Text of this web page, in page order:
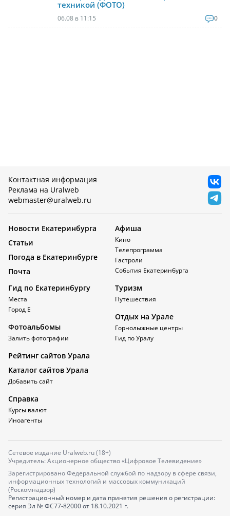
техникой (ФОТО)
06.08 в 11:15 0
Контактная информация
Реклама на Uralweb
webmaster@uralweb.ru
Новости Екатеринбурга
Статьи
Погода в Екатеринбурге
Почта
Афиша
Кино
Телепрограмма
Гастроли
События Екатеринбурга
Гид по Екатеринбургу
Места
Город Е
Фотоальбомы
Залить фотографии
Туризм
Путешествия
Отдых на Урале
Горнолыжные центры
Гид по Уралу
Рейтинг сайтов Урала
Каталог сайтов Урала
Добавить сайт
Справка
Курсы валют
Иноагенты
Сетевое издание Uralweb.ru (18+)
Учредитель: Акционерное общество «Цифровое Телевидение»
Зарегистрировано Федеральной службой по надзору в сфере связи,
информационных технологий и массовых коммуникаций
(Роскомнадзор)
Регистрационный номер и дата принятия решения о регистрации:
серия Эл № ФС77-82000от 18.10.2021 г.